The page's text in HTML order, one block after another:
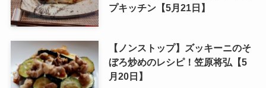
プキッチン【5月21日】
【ノンストップ】ズッキーニのそ
ぼろ炒めのレシピ！笠原将弘【5
月20日】